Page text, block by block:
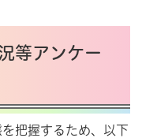
等アンケー
把握するため、以下